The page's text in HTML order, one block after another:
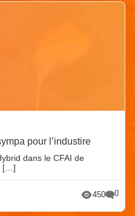
pour l’industire
dans le CFAI de
[…]
450 0